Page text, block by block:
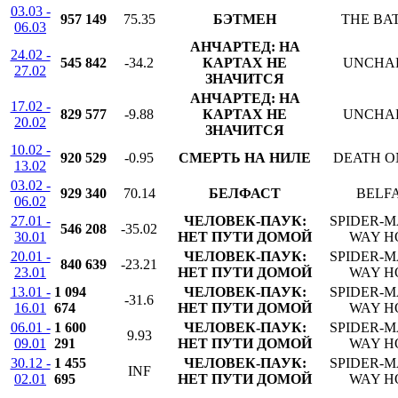
03.03 -
06.03
957 149 75.35 БЭТМЕН THE
24.02 -
27.02
545 842 -34.2
АНЧАРТЕД: НА
КАРТАХ НЕ
ЗНАЧИТСЯ
17.02 -
20.02
829 577 -9.88
АНЧАРТЕД: НА
КАРТАХ НЕ
ЗНАЧИТСЯ
10.02 -
13.02
920 529 -0.95 СМЕРТЬ НА НИЛЕ
DEATH
03.02 -
06.02
929 340 70.14 БЕЛФАСТ
27.01 -
30.01
546 208 -35.02
ЧЕЛОВЕК-ПАУК:
НЕТ ПУТИ ДОМОЙ
SPIDER-
WAY
20.01 -
23.01
840 639 -23.21
ЧЕЛОВЕК-ПАУК:
НЕТ ПУТИ ДОМОЙ
SPIDER-
WAY
13.01 -
16.01
1 094
674
-31.6
ЧЕЛОВЕК-ПАУК:
НЕТ ПУТИ ДОМОЙ
SPIDER-
WAY
06.01 -
09.01
1 600
291
9.93
ЧЕЛОВЕК-ПАУК:
НЕТ ПУТИ ДОМОЙ
SPIDER-
WAY
30.12 -
02.01
1 455
695
INF
ЧЕЛОВЕК-ПАУК:
НЕТ ПУТИ ДОМОЙ
SPIDER-
WAY